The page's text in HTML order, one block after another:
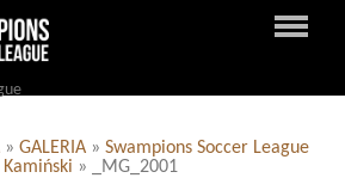
» GALERIA » Swampions Soccer League
» _MG_2001